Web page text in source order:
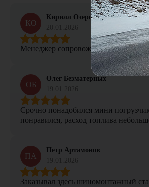
КО
Кирилл Озеров
Менеджер сопровождал сделку от
ОБ
Олег Безматерных
Срочно понадобился мини
понравился, расход топлива
ПА
Петр Артамонов
Заказывал здесь шиномонтажный